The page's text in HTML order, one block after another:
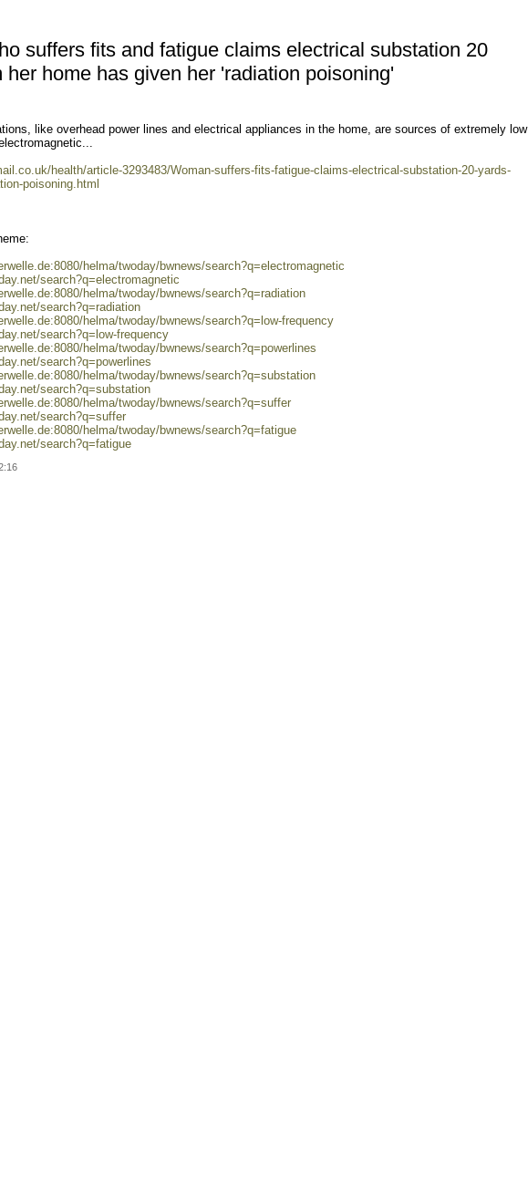
suffers fits and fatigue claims electrical substation 20
her home has given her 'radiation poisoning'
like overhead power lines and electrical appliances in the home, are sources of extremely low
health/article-3293483/Woman-suffers-fits-fatigue-claims-electrical-substation-20-yards-
poisoning.html
helma/twoday/bwnews/search?q=electromagnetic
search?q=electromagnetic
helma/twoday/bwnews/search?q=radiation
search?q=radiation
helma/twoday/bwnews/search?q=low-frequency
search?q=low-frequency
helma/twoday/bwnews/search?q=powerlines
search?q=powerlines
helma/twoday/bwnews/search?q=substation
search?q=substation
helma/twoday/bwnews/search?q=suffer
search?q=suffer
helma/twoday/bwnews/search?q=fatigue
search?q=fatigue